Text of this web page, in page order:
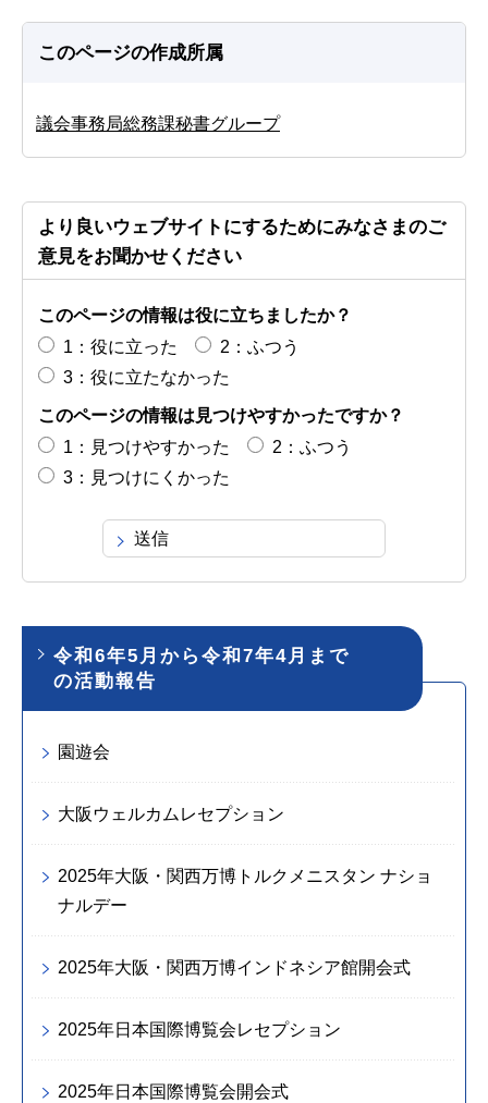
このページの作成所属
議会事務局総務課秘書グループ
より良いウェブサイトにするためにみなさまのご
意見をお聞かせください
このページの情報は役に立ちましたか？
1：役に立った
2：ふつう
3：役に立たなかった
このページの情報は見つけやすかったですか？
1：見つけやすかった
2：ふつう
3：見つけにくかった
令和6年5月から令和7年4月まで
の活動報告
園遊会
大阪ウェルカムレセプション
2025年大阪・関西万博トルクメニスタン ナショ
ナルデー
2025年大阪・関西万博インドネシア館開会式
2025年日本国際博覧会レセプション
2025年日本国際博覧会開会式